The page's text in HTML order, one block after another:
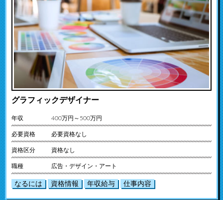
グラフィックデザイナー
年収 400万円～500万円
必要資格 必要資格なし
資格区分 資格なし
職種 広告・デザイン・アート
なるには 資格情報 年収給与 仕事内容